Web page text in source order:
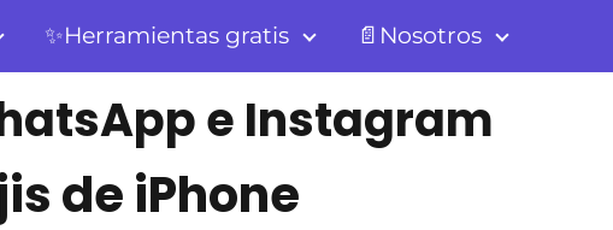
✨Herramientas gratis 📄Nosotros
e Instagram
de iPhone